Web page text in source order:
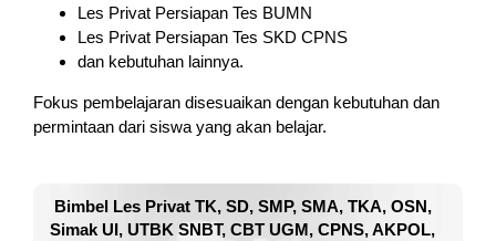
Les Privat Persiapan Tes BUMN
Les Privat Persiapan Tes SKD CPNS
dan kebutuhan lainnya.
Fokus pembelajaran disesuaikan dengan kebutuhan dan
permintaan dari siswa yang akan belajar.
Bimbel Les Privat TK, SD, SMP, SMA, TKA, OSN,
Simak UI, UTBK SNBT, CBT UGM, CPNS, AKPOL,